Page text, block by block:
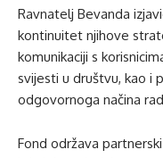
Ravnatelj Bevanda
kontinuitet njihove
komunikaciji s
svijesti u društvu, kao i
odgovornoga načina
Fond održava